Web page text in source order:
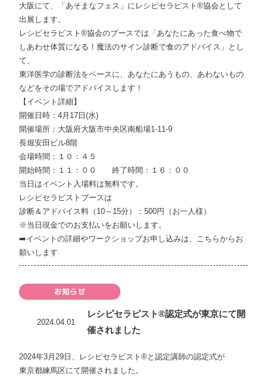
大阪にて、「あそまなフェス」にレシピセラピスト®協会として
出展します。
レシピセラピスト®協会のブースでは「あなたにあった食べ物で
しあわせ体質になる！魔法のサイン診断で食のアドバイス」とし
て、
東洋医学の診断法をベースに、あなたにあうもの、あわないもの
などをその場でアドバイスします！
【イベント詳細】
開催日時：4月17日(水)
開催場所：大阪府大阪市中央区南船場1-11-9
長堀安田ビル8階
会場時間：１０：４５
開始時間：１１：００ 終了時間：１６：００
当日はイベント入場料は無料です。
レシピセラピストブースは
診断＆アドバイス料（10～15分）：500円（お一人様）
※当日現金でのお支払いをお願いします。
➡️イベントの詳細やワークショップお申し込みは、こちらからお
願いします
お知らせ
2024.04.01
レシピセラピスト®認定式が東京にて開
催されました
2024年3月29日、レシピセラピスト®と認定講師の認定式が
東京都練馬区にて開催されました。